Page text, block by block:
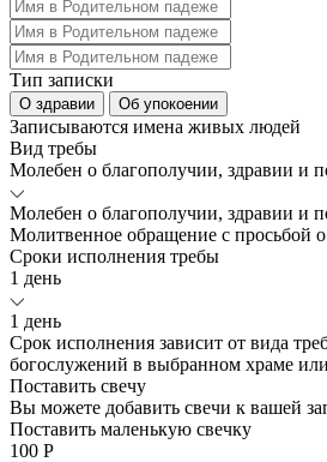
Тип записки
О здравии Об упокоении
Записываются имена живых людей
Вид требы
Молебен о благополучии, здравии и
Молебен о благополучии, здравии и
Молитвенное обращение с просьбой
Сроки исполнения требы
1 день
1 день
Срок исполнения зависит от вида
богослужений в выбранном храме
Поставить свечу
Вы можете добавить свечи к вашей
Поставить маленькую свечку
100 Р